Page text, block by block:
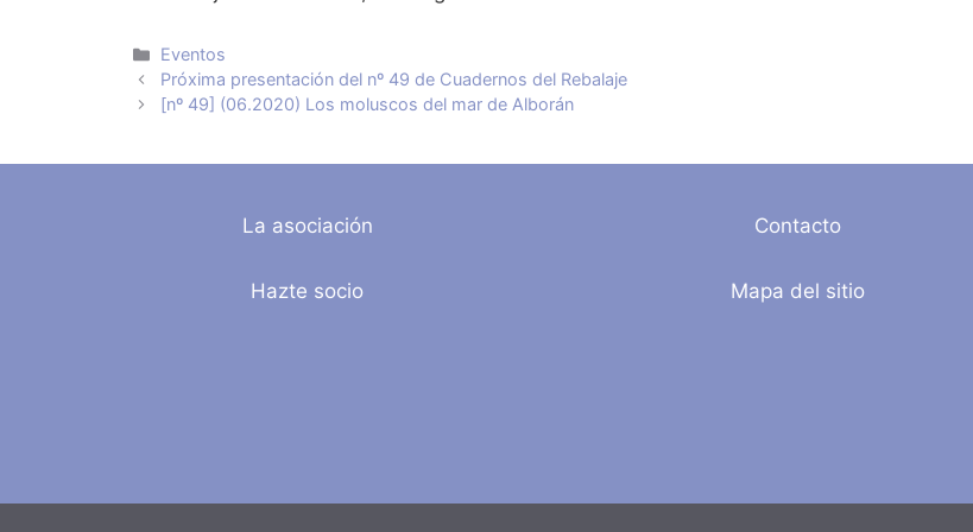
Categorías
Eventos
Próxima presentación del nº 49 de Cuadernos del Rebalaje
[nº 49] (06.2020) Los moluscos del mar de Alborán
La asociación
Hazte socio
Contacto
Mapa del sitio